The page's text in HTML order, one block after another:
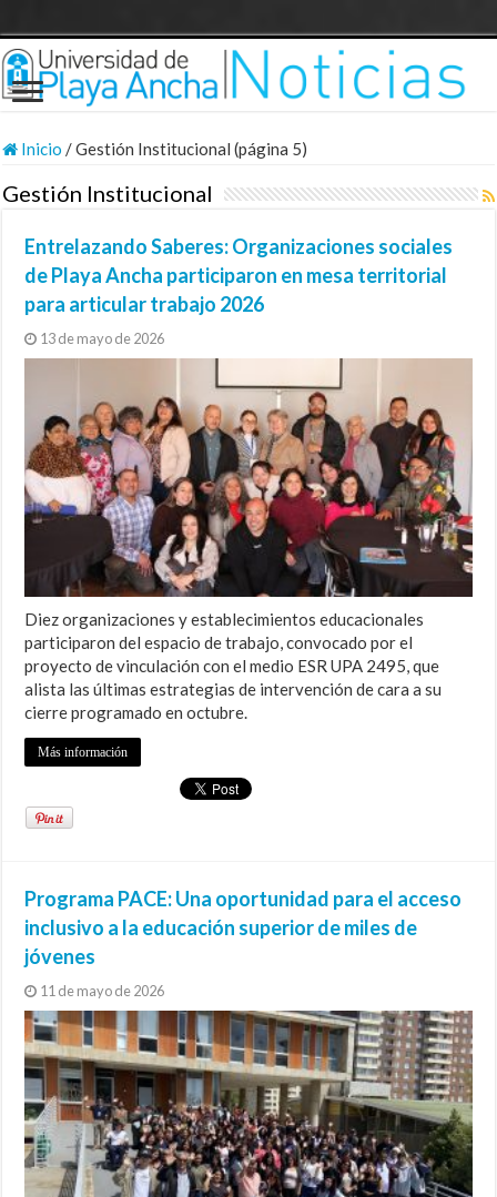
Inicio /Gestión Institucional (página 5)
Gestión Institucional
Entrelazando Saberes: Organizaciones sociales
de Playa Ancha participaron en mesa territorial
para articular trabajo 2026
13 de mayo de 2026
Diez organizaciones y establecimientos educacionales
participaron del espacio de trabajo, convocado por el
proyecto de vinculación con el medio ESR UPA 2495, que
alista las últimas estrategias de intervención de cara a su
cierre programado en octubre.
Más información
Programa PACE: Una oportunidad para el acceso
inclusivo a la educación superior de miles de
jóvenes
11 de mayo de 2026